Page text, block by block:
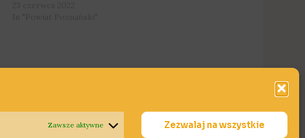
Zawsze aktywne Zezwalaj na wszystkie